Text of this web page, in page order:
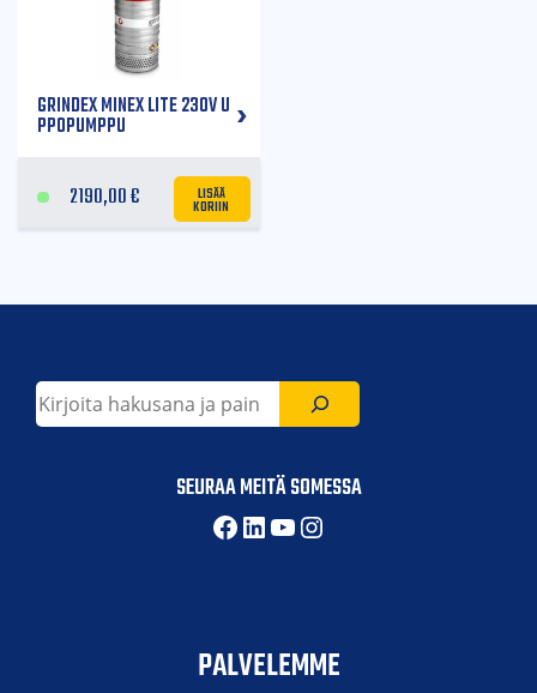
GRINDEX MINEX LITE 230V U
PPOPUMPPU
2190,00€ LISÄÄ
KORIIN
Etsi
SEURAA MEITÄ SOMESSA
Facebook
LinkedIn
YouTube
Instagram
PALVELEMME